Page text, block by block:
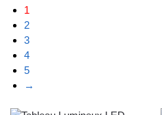
1
2
3
4
5
→